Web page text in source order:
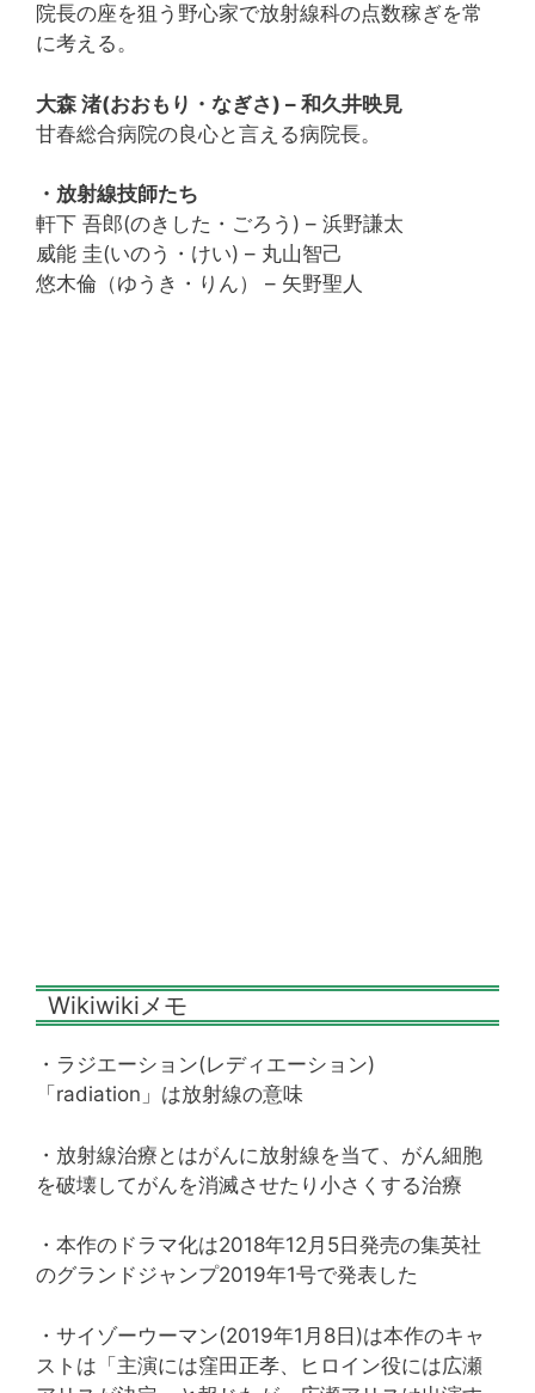
院長の座を狙う野心家で放射線科の点数稼ぎを常
に考える。
大森 渚(おおもり・なぎさ) – 和久井映見
甘春総合病院の良心と言える病院長。
・放射線技師たち
軒下 吾郎(のきした・ごろう) – 浜野謙太
威能 圭(いのう・けい) – 丸山智己
悠木倫（ゆうき・りん） – 矢野聖人
Wikiwikiメモ
・ラジエーション(レディエーション)
「radiation」は放射線の意味
・放射線治療とはがんに放射線を当て、がん細胞
を破壊してがんを消滅させたり小さくする治療
・本作のドラマ化は2018年12月5日発売の集英社
のグランドジャンプ2019年1号で発表した
・サイゾーウーマン(2019年1月8日)は本作のキャ
ストは「主演には窪田正孝、ヒロイン役には広瀬